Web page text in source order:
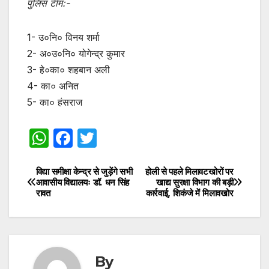
पुलिस टीम:-
1- उ०नि० विनय शर्मा
2- अ०उ०नि० योगेन्द्र कुमार
3- हे०का० शहबान अली
4- का० अनित
5- का० हंसराज
W
at
s
A
p
F
c
b
o
itt
Post
navigation
होली से पहले मिलावटखोरों पर
खाद्य सुरक्षा विभाग की बड़ी
कार्रवाई, शिकंजे में मिलावखोर
विद्या समीक्षा केन्द्र से जुड़ेंगे सभी
आवासीय विद्यालयः डॉ. धन सिंह
रावत
By